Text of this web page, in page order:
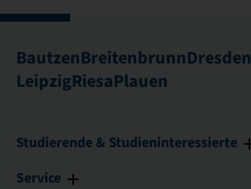
BautzenBreitenbrunnDresden
LeipzigRiesaPlauen
Studierende & Studieninteressierte
Service